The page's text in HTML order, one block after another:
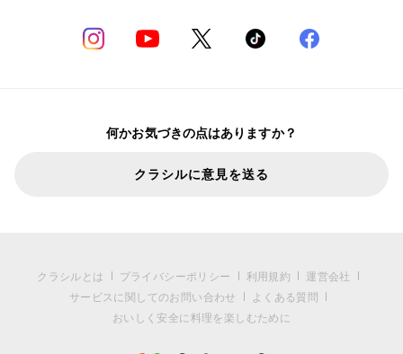
何かお気づきの点はありますか？
クラシルに意見を送る
クラシルとは プライバシーポリシー 利用規約
運営会社
サービスに関してのお問い合わせ
よくある質問
おいしく安全に料理を楽しむために